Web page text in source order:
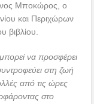
Μποκώρος, ο
και Περιχώρων
βιβλίου.
να προσφέρει
στη ζωή
από τις ώρες
στο